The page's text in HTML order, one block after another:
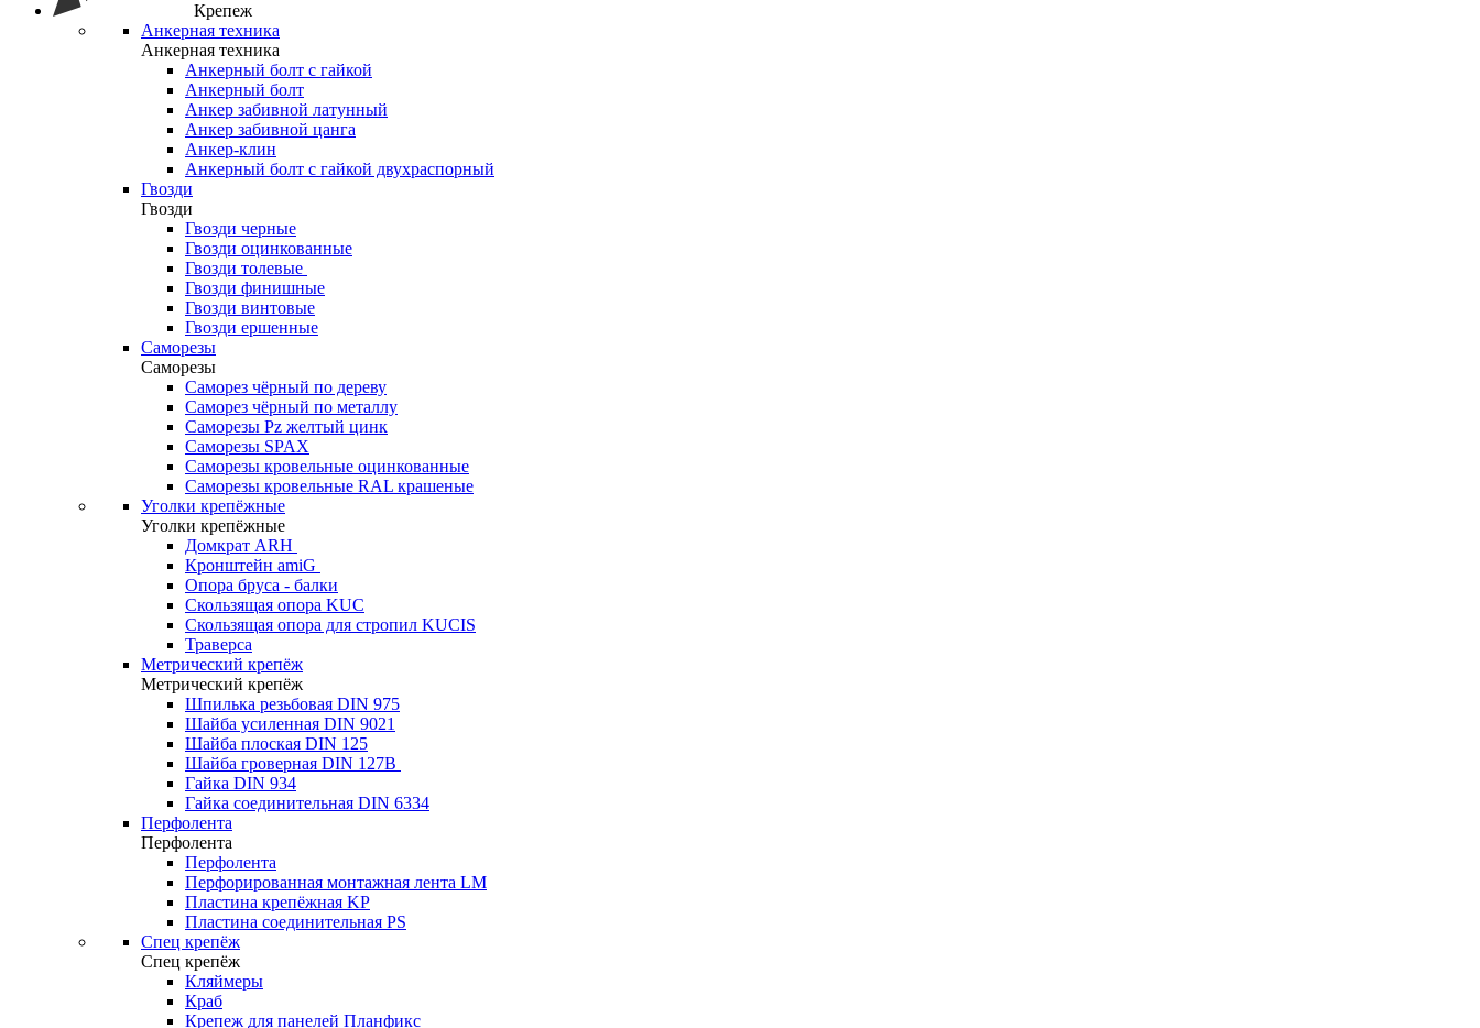
Крепеж
Анкерная техника
Анкерная техника
Анкерный болт с гайкой
Анкерный болт
Анкер забивной латунный
Анкер забивной цанга
Анкер-клин
Анкерный болт с гайкой двухраспорный
Гвозди
Гвозди
Гвозди черные
Гвозди оцинкованные
Гвозди толевые
Гвозди финишные
Гвозди винтовые
Гвозди ершенные
Саморезы
Саморезы
Саморез чёрный по дереву
Саморез чёрный по металлу
Саморезы Pz желтый цинк
Саморезы SPAX
Саморезы кровельные оцинкованные
Саморезы кровельные RAL крашеные
Уголки крепёжные
Уголки крепёжные
Домкрат ARH
Кронштейн amiG
Опора бруса - балки
Скользящая опора KUC
Скользящая опора для стропил KUCIS
Траверса
Метрический крепёж
Метрический крепёж
Шпилька резьбовая DIN 975
Шайба усиленная DIN 9021
Шайба плоская DIN 125
Шайба гроверная DIN 127B
Гайка DIN 934
Гайка соединительная DIN 6334
Перфолента
Перфолента
Перфолента
Перфорированная монтажная лента LM
Пластина крепёжная KP
Пластина соединительная PS
Спец крепёж
Спец крепёж
Кляймеры
Краб
Крепеж для панелей Планфикс